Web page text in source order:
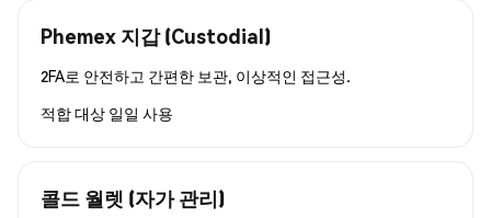
Phemex 지갑 (Custodial)
2FA로 안전하고 간편한 보관, 이상적인 접근성.
적합 대상 일일 사용
콜드 월렛 (자가 관리)